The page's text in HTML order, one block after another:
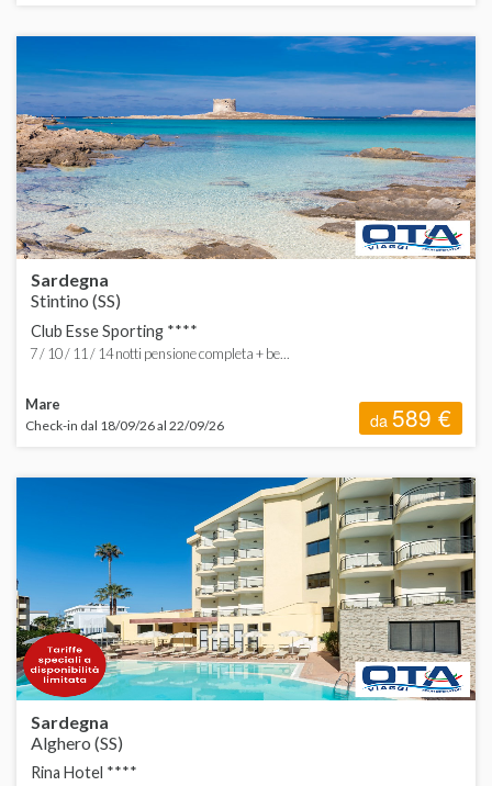
Sardegna
Stintino (SS)
Club Esse Sporting ****
7 / 10 / 11 / 14 notti pensione completa + be...
Mare
Check-in dal 18/09/26 al 22/09/26 da589 €
Sardegna
Alghero (SS)
Rina Hotel ****